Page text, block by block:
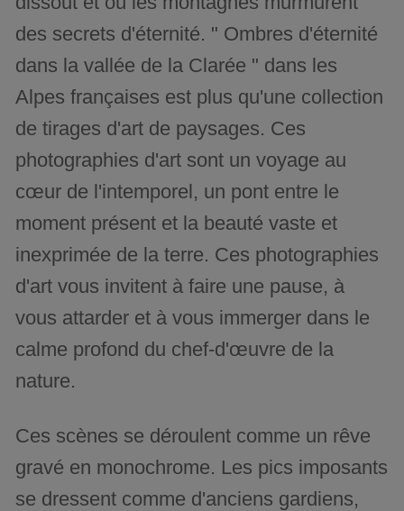
des secrets d'éternité. " Ombres d'éternité
dans la vallée de la Clarée " dans les
Alpes françaises est plus qu'une collection
de tirages d'art de paysages. Ces
photographies d'art sont un voyage au
cœur de l'intemporel, un pont entre le
moment présent et la beauté vaste et
inexprimée de la terre. Ces photographies
d'art vous invitent à faire une pause, à
vous attarder et à vous immerger dans le
calme profond du chef-d'œuvre de la
nature.
Ces scènes se déroulent comme un rêve
gravé en monochrome. Les pics imposants
se dressent comme d'anciens gardiens,